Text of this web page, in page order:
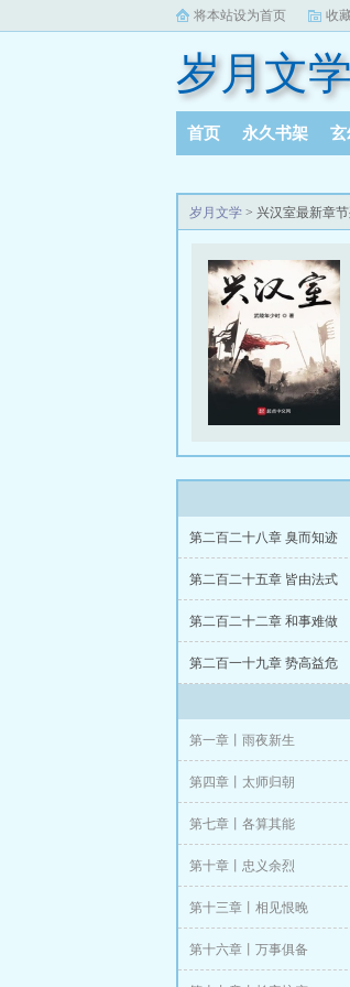
将本站设为首页 收
岁月文
首页 永久书架 玄
岁月文学 > 兴汉室最新章
第二百二十八章 臭而知迹
第二百二十五章 皆由法式
第二百二十二章 和事难做
第二百一十九章 势高益危
第一章丨雨夜新生
第四章丨太师归朝
第七章丨各算其能
第十章丨忠义余烈
第十三章丨相见恨晚
第十六章丨万事俱备